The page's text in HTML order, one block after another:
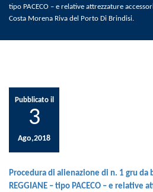
tipo PACECO – e relative attrezzature
Costa Morena Riva del Porto Di Brindisi.
Pubblicato il
3
Ago,2018
Procedura di alienazione di n. 1 gru da
REGGIANE – tipo PACECO – e relative